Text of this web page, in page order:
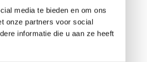
media te bieden en om ons
onze partners voor social
informatie die u aan ze heeft